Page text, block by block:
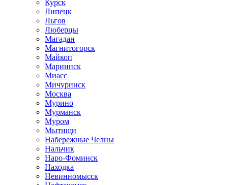
Курск
Липецк
Льгов
Люберцы
Магадан
Магнитогорск
Майкоп
Мариинск
Миасс
Мичуринск
Москва
Мурино
Мурманск
Муром
Мытищи
Набережные Челны
Нальчик
Наро-Фоминск
Находка
Невинномысск